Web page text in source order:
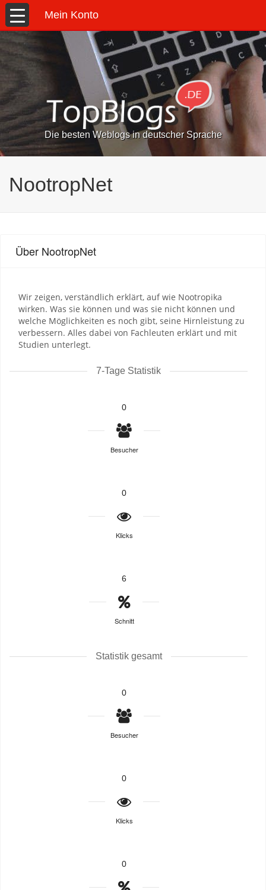
Mein Konto
Die besten Weblogs in deutscher Sprache
NootropNet
Über NootropNet
Wir zeigen, verständlich erklärt, auf wie Nootropika
wirken. Was sie können und was sie nicht können und
welche Möglichkeiten es noch gibt, seine Hirnleistung zu
verbessern. Alles dabei von Fachleuten erklärt und mit
Studien unterlegt.
7-Tage Statistik
0
Besucher
0
Klicks
6
Schnitt
Statistik gesamt
0
Besucher
0
Klicks
0